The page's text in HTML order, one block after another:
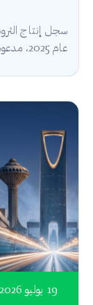
عام 2025، مدعوماً بنمو مشاريع الاستزراع المائي بنسبة 19%، في...
19 يوليو 2026